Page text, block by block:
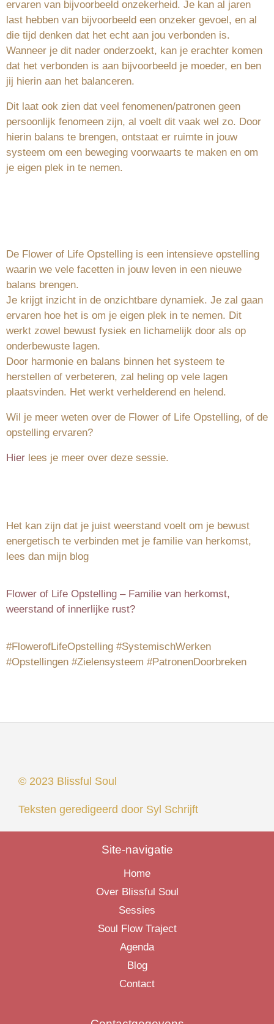
ervaren van bijvoorbeeld onzekerheid. Je kan al jaren
last hebben van bijvoorbeeld een onzeker gevoel, en al
die tijd denken dat het echt aan jou verbonden is.
Wanneer je dit nader onderzoekt, kan je erachter komen
dat het verbonden is aan bijvoorbeeld je moeder, en ben
jij hierin aan het balanceren.
Dit laat ook zien dat veel fenomenen/patronen geen
persoonlijk fenomeen zijn, al voelt dit vaak wel zo. Door
hierin balans te brengen, ontstaat er ruimte in jouw
systeem om een beweging voorwaarts te maken en om
je eigen plek in te nemen.
De Flower of Life Opstelling is een intensieve opstelling
waarin we vele facetten in jouw leven in een nieuwe
balans brengen.
Je krijgt inzicht in de onzichtbare dynamiek. Je zal gaan
ervaren hoe het is om je eigen plek in te nemen. Dit
werkt zowel bewust fysiek en lichamelijk door als op
onderbewuste lagen.
Door harmonie en balans binnen het systeem te
herstellen of verbeteren, zal heling op vele lagen
plaatsvinden. Het werkt verhelderend en helend.
Wil je meer weten over de Flower of Life Opstelling, of de
opstelling ervaren?
Hier lees je meer over deze sessie.
Het kan zijn dat je juist weerstand voelt om je bewust
energetisch te verbinden met je familie van herkomst,
lees dan mijn blog
Flower of Life Opstelling – Familie van herkomst,
weerstand of innerlijke rust?
#FlowerofLifeOpstelling #SystemischWerken
#Opstellingen #Zielensysteem #PatronenDoorbreken
© 2023 Blissful Soul
Teksten geredigeerd door Syl Schrijft
Site-navigatie
Home
Over Blissful Soul
Sessies
Soul Flow Traject
Agenda
Blog
Contact